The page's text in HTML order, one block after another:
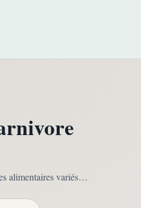
alimentaires variés…